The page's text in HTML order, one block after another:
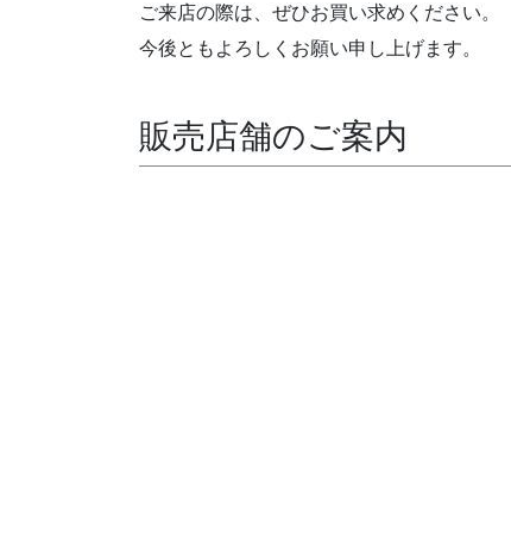
ご来店の際は、ぜひお買い求めください。
今後ともよろしくお願い申し上げます。
販売店舗のご案内